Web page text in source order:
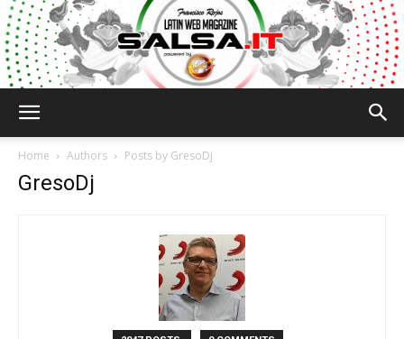
Home Authors Posts by GresoDj
GresoDj